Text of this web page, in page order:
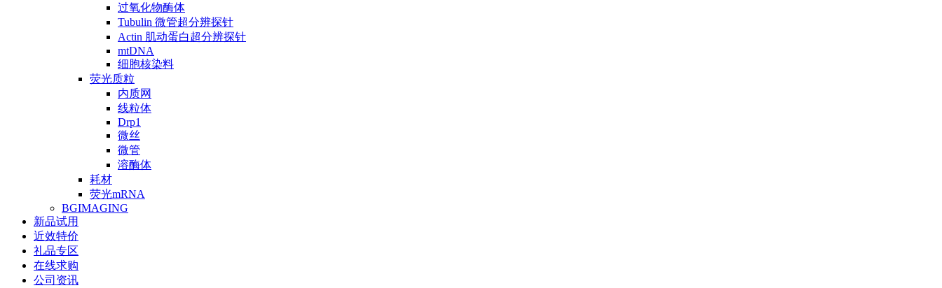
过氧化物酶体
Tubulin 微管超分辨探针
Actin 肌动蛋白超分辨探针
mtDNA
细胞核染料
荧光质粒
内质网
线粒体
Drp1
微丝
微管
溶酶体
耗材
荧光mRNA
BGIMAGING
新品试用
近效特价
礼品专区
在线求购
公司资讯